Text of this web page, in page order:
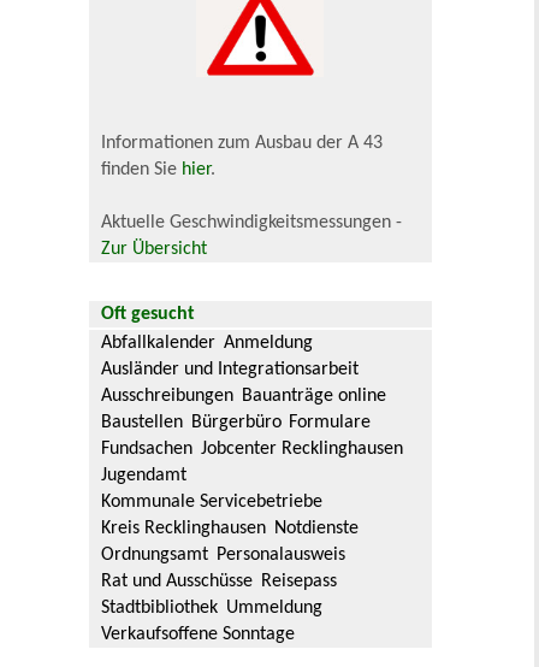
Informationen zum Ausbau der A 43
finden Sie hier.
Aktuelle Geschwindigkeitsmessungen -
Zur Übersicht
Oft gesucht
Abfallkalender Anmeldung
Ausländer und Integrationsarbeit
Ausschreibungen Bauanträge online
Baustellen Bürgerbüro Formulare
Fundsachen Jobcenter Recklinghausen
Jugendamt
Kommunale Servicebetriebe
Kreis Recklinghausen Notdienste
Ordnungsamt Personalausweis
Rat und Ausschüsse Reisepass
Stadtbibliothek Ummeldung
Verkaufsoffene Sonntage